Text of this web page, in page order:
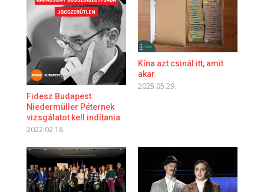
Fidesz Budapest:
Niedermüller Péternek
vizsgálatot kell indítania
2022.02.18.
Kína azt csinál itt, amit
akar
2025.05.29.